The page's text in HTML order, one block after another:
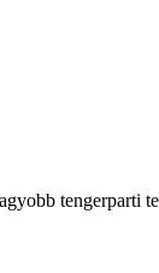
tengerparti